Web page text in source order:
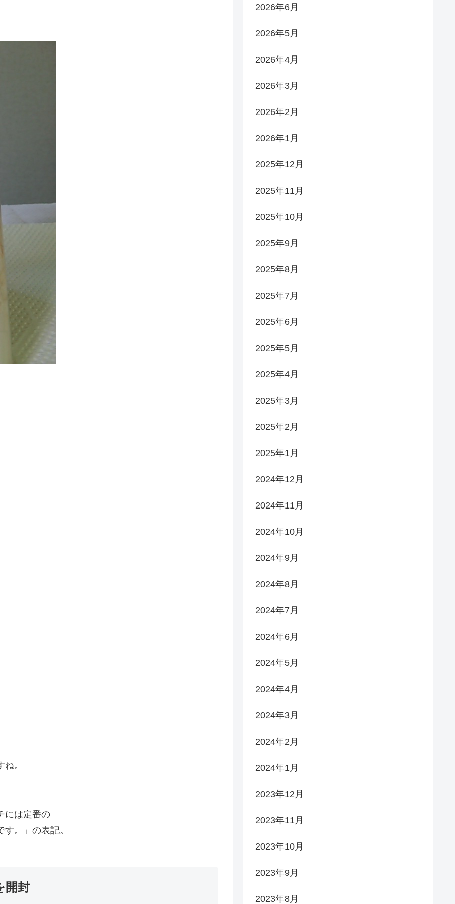
。
には定番の
。」の表記。
開封
2026年6月
2026年5月
2026年4月
2026年3月
2026年2月
2026年1月
2025年12月
2025年11月
2025年10月
2025年9月
2025年8月
2025年7月
2025年6月
2025年5月
2025年4月
2025年3月
2025年2月
2025年1月
2024年12月
2024年11月
2024年10月
2024年9月
2024年8月
2024年7月
2024年6月
2024年5月
2024年4月
2024年3月
2024年2月
2024年1月
2023年12月
2023年11月
2023年10月
2023年9月
2023年8月